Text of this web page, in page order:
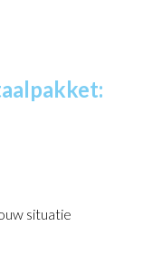
situatie